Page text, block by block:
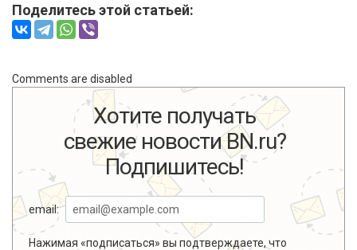
Поделитесь этой статьей:
Comments are disabled
Хотите получать
свежие новости BN.ru?
Подпишитесь!
email:
Нажимая «подписаться» вы подтверждаете, что